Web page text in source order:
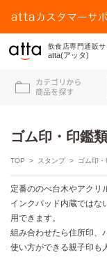
飲食店専門通販サ
atta(アッタ)
ゴム印・印鑑類
TOP > スタンプ> ゴム印・
定番ののべ台木やアクリ
インクパッド内蔵ではな
用できます。
組み合わせたら住所印、
使い方ができる親子印も